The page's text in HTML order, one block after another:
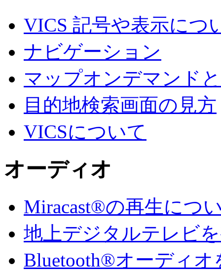
VICS 記号や表示につ
ナビゲーション
マップオンデマンド
目的地検索画面の見方
VICSについて
オーディオ
Miracast®の再生につ
地上デジタルテレビ
Bluetooth®オーディオ